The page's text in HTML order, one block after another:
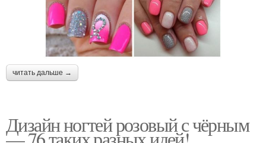
читать дальше →
Дизайн ногтей розовый с чёрным